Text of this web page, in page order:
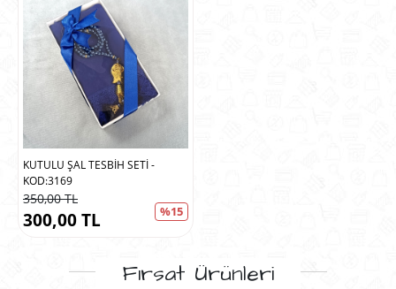
KUTULU ŞAL TESBİH SETİ -
KOD:3169
350,00 TL
%15
300,00 TL
Fırsat Ürünleri